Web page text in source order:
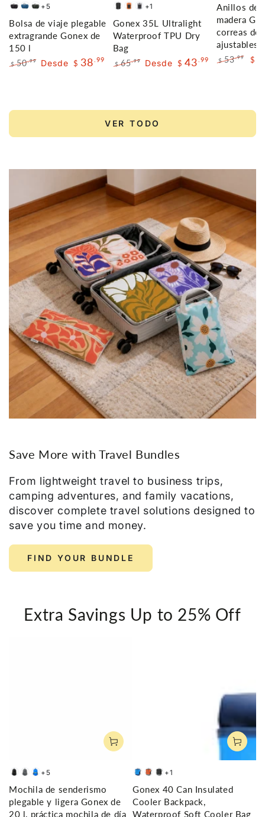
Negro
Azul
oscuro
Gris
+5
Bolsa de viaje plegable
extragrande Gonex de
150 l
$ 50.99 Desde $ 38 .99
Black
Orange
Grey
+1
Gonex 35L Ultralight
Waterproof TPU Dry
Bag
$ 65.99 Desde $ 43 .99
Anillos de
madera
correas de
ajustables
$ 53.99 $
VER TODO
Save More with Travel Bundles
From lightweight travel to business trips,
camping adventures, and family vacations,
discover complete travel solutions designed to
save you time and money.
FIND YOUR BUNDLE
Extra Savings Up to 25% Off
Negro
GrisAzul
+5
Mochila de senderismo
plegable y ligera Gonex de
20 l, práctica mochila de día
BlueOrange
Black
+1
Gonex 40 Can Insulated
Cooler Backpack,
Waterproof Soft Cooler Bag